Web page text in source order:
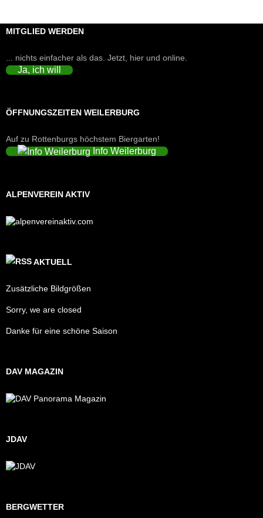
MITGLIED WERDEN
... nichts einfacher als das. Jetzt, hier und online.
Ja, ich will
ÖFFNUNGSZEITEN WEILERBURG
Auf zu Rottenburgs höchstem Biergarten!
Info Weilerburg
ALPENVEREIN AKTIV
AKTUELL
Zusätzliche Bildgrößen
Sorry, we are closed
Danke für eine schöne Saison
DAV MAGAZIN
JDAV
BERGWETTER